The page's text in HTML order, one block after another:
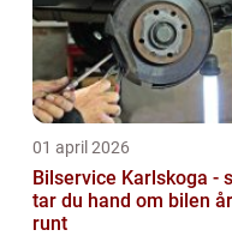
01 april 2026
Bilservice Karlskoga -
tar du hand om bilen
runt